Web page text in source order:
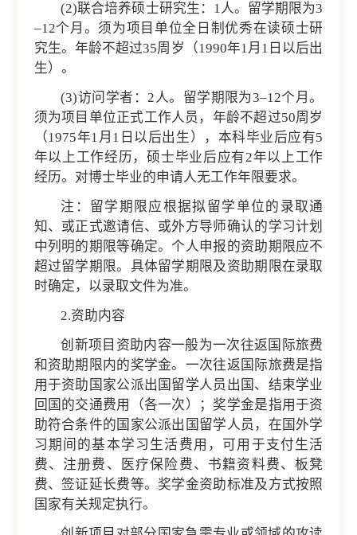
(2)联合培养硕士研究生：1人。留学期限为3
–12个月。须为项目单位全日制优秀在读硕士研
究生。年龄不超过35周岁（1990年1月1日以后出
生）。
(3)访问学者：2人。留学期限为3–12个月。
须为项目单位正式工作人员，年龄不超过50周岁
（1975年1月1日以后出生），本科毕业后应有5
年以上工作经历，硕士毕业后应有2年以上工作
经历。对博士毕业的申请人无工作年限要求。
注：留学期限应根据拟留学单位的录取通
知、或正式邀请信、或外方导师确认的学习计划
中列明的期限等确定。个人申报的资助期限应不
超过留学期限。具体留学期限及资助期限在录取
时确定，以录取文件为准。
2.资助内容
创新项目资助内容一般为一次往返国际旅费
和资助期限内的奖学金。一次往返国际旅费是指
用于资助国家公派出国留学人员出国、结束学业
回国的交通费用（各一次）；奖学金是指用于资
助符合条件的国家公派出国留学人员，在国外学
习期间的基本学习生活费用，可用于支付生活
费、注册费、医疗保险费、书籍资料费、板凳
费、签证延长费等。奖学金资助标准及方式按照
国家有关规定执行。